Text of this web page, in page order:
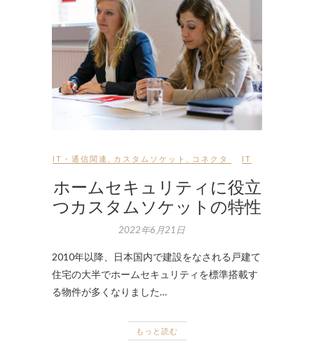
IT・通信関連 カスタムソケット コネクタ IT
ホームセキュリティに役立
つカスタムソケットの特性
2022年6月21日
2010年以降、日本国内で建設をなされる戸建て
住宅の大半でホームセキュリティを標準搭載す
る物件が多くなりました…
もっと読む